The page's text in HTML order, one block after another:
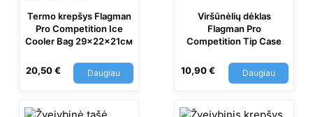
Termo krepšys Flagman
Pro Competition Ice
Cooler Bag 29x22x21см
20,50€ Daugiau
Viršūnėlių dėklas
Flagman Pro
Competition Tip Case
10,90€ Daugiau